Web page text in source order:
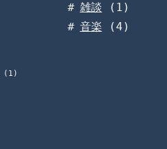
(1)
雑談 (1)
音楽 (4)